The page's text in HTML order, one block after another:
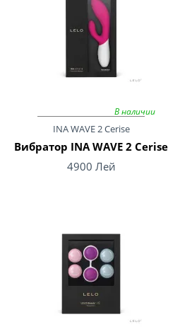
В наличии
INA WAVE 2 Cerise
Вибратор INA WAVE 2 Cerise
4900 Лей